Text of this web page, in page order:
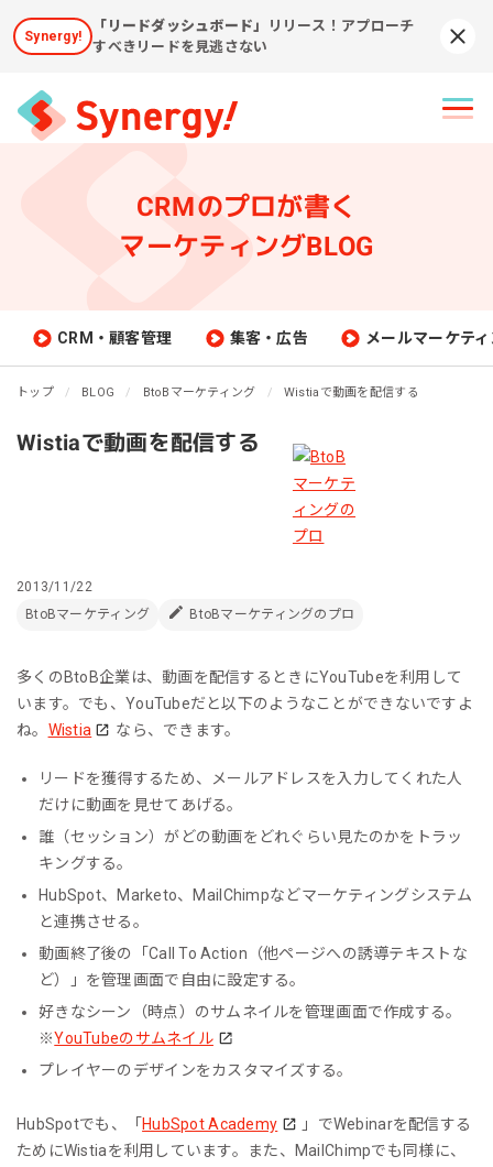
Synergy!
「リードダッシュボード」
リリース！アプローチ
すべきリードを見逃さない
CRMのプロが書く
マーケティングBLOG
CRM・顧客管理 集客・広告 メールマーケテ
トップ BLOG BtoBマーケティング Wistiaで動画を配信する
Wistiaで動画を配信する
2013/11/22
BtoBマーケティング
BtoBマーケティングのプロ
多くのBtoB企業は、動画を配信するときにYouTubeを利用して
います。でも、YouTubeだと以下のようなことができないですよ
ね。 Wistia なら、できます。
リードを獲得するため、メールアドレスを入力してくれた人
だけに動画を見せてあげる。
誰（セッション）がどの動画をどれぐらい見たのかをトラッ
キングする。
HubSpot、Marketo、MailChimpなどマーケティングシステム
と連携させる。
動画終了後の「Call To Action（他ページへの誘導テキストな
ど）」を管理画面で自由に設定する。
好きなシーン（時点）のサムネイルを管理画面で作成する。
※YouTubeのサムネイル
プレイヤーのデザインをカスタマイズする。
HubSpotでも、「 HubSpot Academy
」でWebinarを配信する
ためにWistiaを利用しています。また、MailChimpでも同様に、